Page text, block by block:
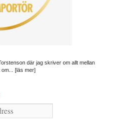
där jag skriver om allt mellan
[läs mer]